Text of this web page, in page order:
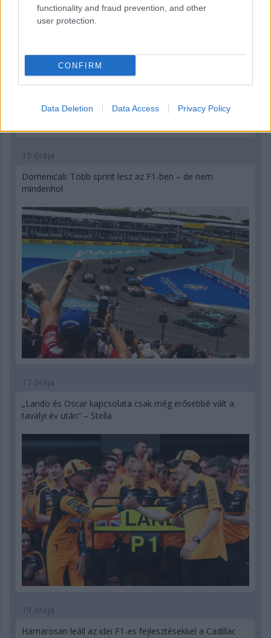
functionality and fraud prevention, and other
user protection.
CONFIRM
Data Deletion Data Access Privacy Policy
15 órája
Domenicali: Több sprint lesz az F1-ben – de nem
mindenhol
17 órája
„Lando és Oscar kapcsolata csak még erősebbé vált a
tavalyi év után” – Stella
19 órája
Hamarosan leáll az idei F1-es fejlesztésekkel a Cadillac